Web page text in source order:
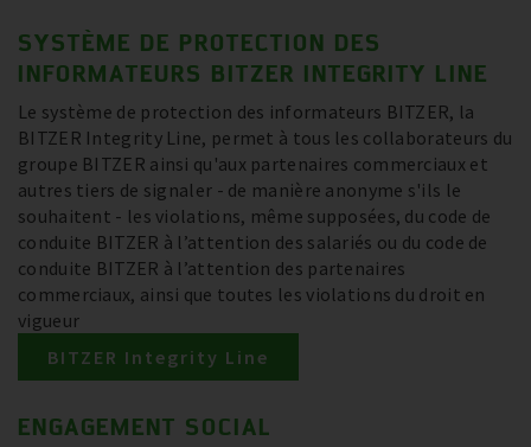
SYSTÈME DE PROTECTION DES
INFORMATEURS BITZER INTEGRITY LINE
Le système de protection des informateurs BITZER, la
BITZER Integrity Line, permet à tous les collaborateurs du
groupe BITZER ainsi qu'aux partenaires commerciaux et
autres tiers de signaler - de manière anonyme s'ils le
souhaitent - les violations, même supposées, du code de
conduite BITZER à l’attention des salariés ou du code de
conduite BITZER à l’attention des partenaires
commerciaux, ainsi que toutes les violations du droit en
vigueur
BITZER Integrity Line
ENGAGEMENT SOCIAL